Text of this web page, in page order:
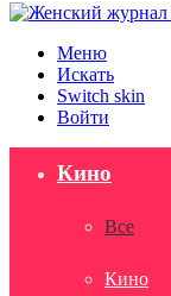
Меню
Искать
Switch skin
Войти
Кино
Все
Кино